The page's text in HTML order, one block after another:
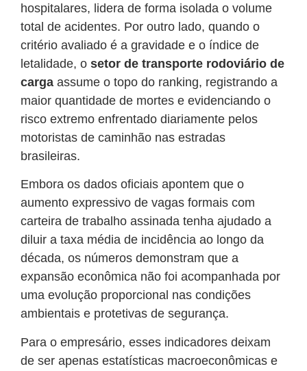
hospitalares, lidera de forma isolada o volume
total de acidentes. Por outro lado, quando o
critério avaliado é a gravidade e o índice de
letalidade, o setor de transporte rodoviário de
carga assume o topo do ranking, registrando a
maior quantidade de mortes e evidenciando o
risco extremo enfrentado diariamente pelos
motoristas de caminhão nas estradas
brasileiras.
Embora os dados oficiais apontem que o
aumento expressivo de vagas formais com
carteira de trabalho assinada tenha ajudado a
diluir a taxa média de incidência ao longo da
década, os números demonstram que a
expansão econômica não foi acompanhada por
uma evolução proporcional nas condições
ambientais e protetivas de segurança.
Para o empresário, esses indicadores deixam
de ser apenas estatísticas macroeconômicas e